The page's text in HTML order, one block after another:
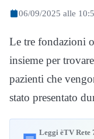
06/09/2025 alle
Le tre fondazioni
insieme per
pazienti che
stato presentato
Leggi èTV Rete